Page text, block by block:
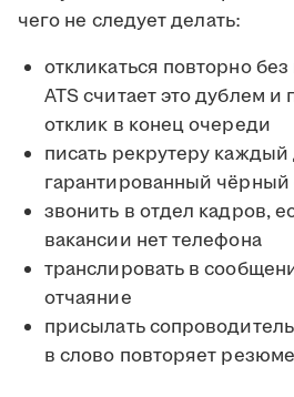
чего не следует делать:
откликаться повторно
ATS считает это дублем
отклик в конец очереди
писать рекрутеру
гарантированный чёрный
звонить в отдел кадров,
вакансии нет телефона
транслировать в
отчаяние
присылать
в слово повторяет резюме